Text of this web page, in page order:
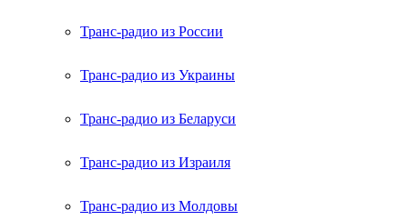
Транс-радио из России
Транс-радио из Украины
Транс-радио из Беларуси
Транс-радио из Израиля
Транс-радио из Молдовы